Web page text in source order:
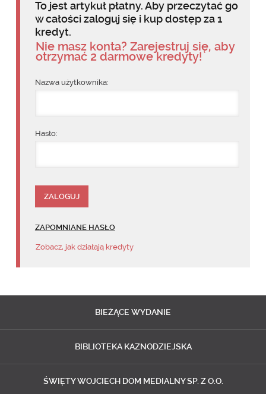
To jest artykuł płatny. Aby przeczytać go
w całości zaloguj się i kup dostęp za 1
kredyt.
Nie masz konta? Zarejestruj się, aby
otrzymać 2 darmowe kredyty!
Nazwa użytkownika:
Hasło:
ZAPOMNIANE HASŁO
Zobacz, jak działają kredyty
BIEŻĄCE WYDANIE
BIBLIOTEKA KAZNODZIEJSKA
ŚWIĘTY WOJCIECH DOM MEDIALNY SP. Z O.O.